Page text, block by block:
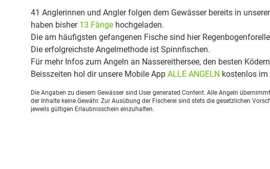
41 Anglerinnen und Angler folgen dem Gewässer bereits in unserer
haben bisher 13 Fänge hochgeladen.
Die am häufigsten gefangenen Fische sind hier
Die erfolgreichste Angelmethode ist Spinnfischen.
Für mehr Infos zum Angeln an Nassereithersee, den besten
Beisszeiten hol dir unsere Mobile App ALLE ANGELN kostenlos im
Die Angaben zu diesem Gewässer sind User generated Content. Alle Angeln
der Inhalte keine Gewähr. Zur Ausübung der Fischerei sind stets die gesetzlichen
jeweils gültigen Erlaubnisschein einzuhalten.